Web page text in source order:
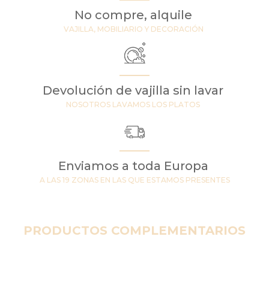
No compre, alquile
VAJILLA, MOBILIARIO Y DECORACIÓN
Devolución de vajilla sin lavar
NOSOTROS LAVAMOS LOS PLATOS
Enviamos a toda Europa
A LAS 19 ZONAS EN LAS QUE ESTAMOS PRESENTES
PRODUCTOS COMPLEMENTARIOS